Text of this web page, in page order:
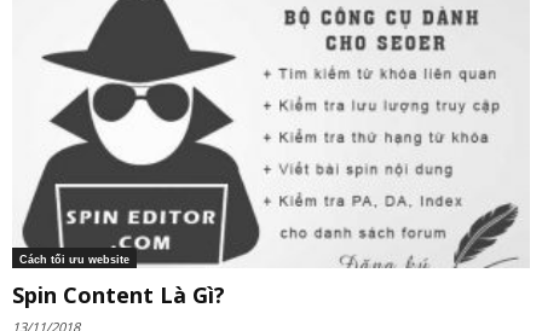
Cách tối ưu website
Spin Content Là Gì?
13/11/2018